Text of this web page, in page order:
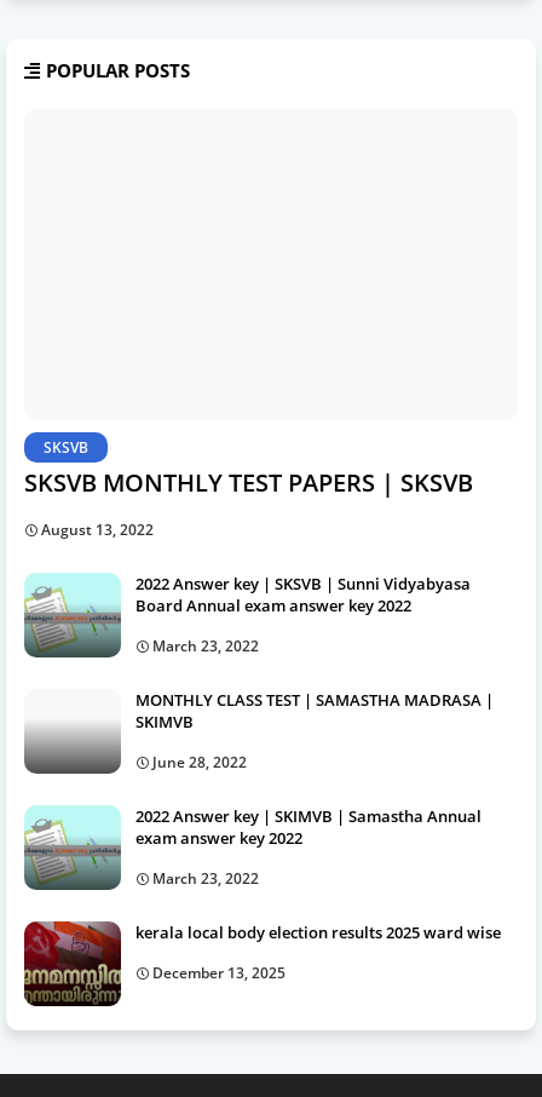
POPULAR POSTS
SKSVB
SKSVB MONTHLY TEST PAPERS | SKSVB
August 13, 2022
2022 Answer key | SKSVB | Sunni Vidyabyasa
Board Annual exam answer key 2022
March 23, 2022
MONTHLY CLASS TEST | SAMASTHA MADRASA |
SKIMVB
June 28, 2022
2022 Answer key | SKIMVB | Samastha Annual
exam answer key 2022
March 23, 2022
kerala local body election results 2025 ward wise
December 13, 2025